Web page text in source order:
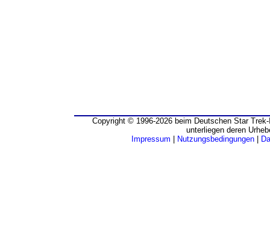
Copyright © 1996-2026 beim Deutschen Star
unterliegen deren
Impressum
Nutzungsbedingungen